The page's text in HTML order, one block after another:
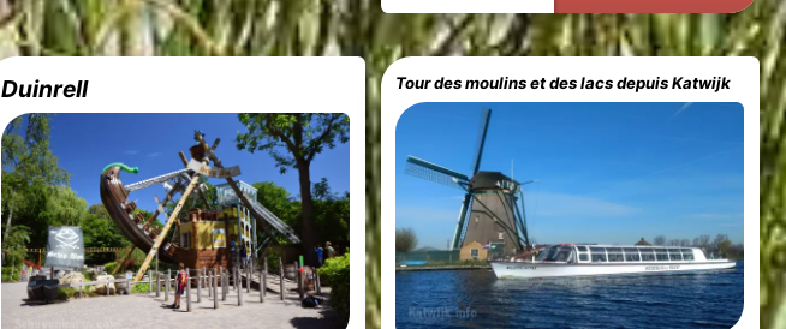
Duinrell Tour des moulins et des lacs depuis Katwijk